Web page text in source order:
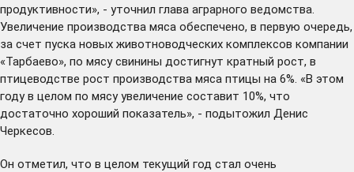
продуктивности», - уточнил глава аграрного ведомства.
Увеличение производства мяса обеспечено, в первую очередь,
за счет пуска новых животноводческих комплексов компании
«Тарбаево», по мясу свинины достигнут кратный рост, в
птицеводстве рост производства мяса птицы на 6%. «В этом
году в целом по мясу увеличение составит 10%, что
достаточно хороший показатель», - подытожил Денис
Черкесов.
Он отметил, что в целом текущий год стал очень